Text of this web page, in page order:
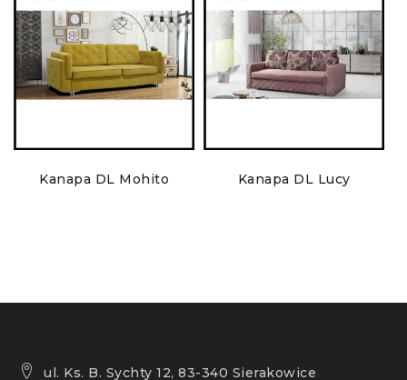
Kanapa DL Mohito Kanapa DL Lucy
ul. Ks. B. Sychty 12, 83-340 Sierakowice